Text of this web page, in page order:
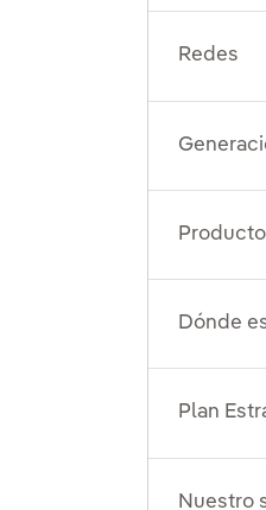
Redes
Dónde
Plan
Nuestro